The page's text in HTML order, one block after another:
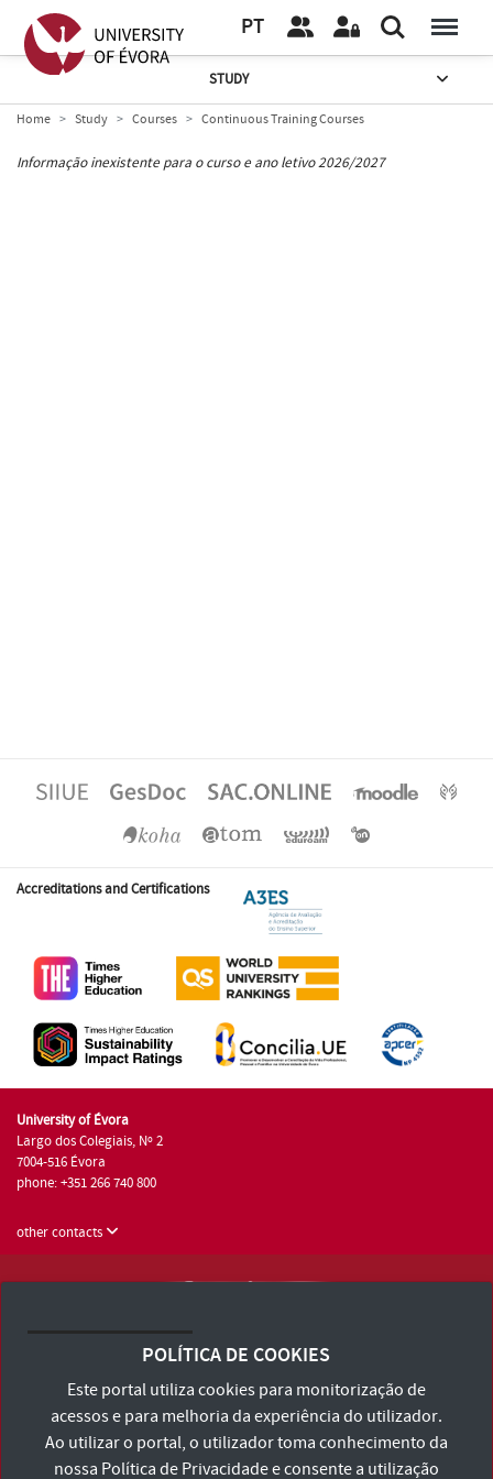
PT
STUDY
Home Study Courses Continuous Training Courses
Informação inexistente para o curso e ano letivo 2026/2027
Accreditations and Certifications
University of Évora
Largo dos Colegiais, Nº 2
7004-516 Évora
phone: +351 266 740 800
other contacts
Terms and Conditions and Privacy Policy
Accessibility Statement
POLÍTICA DE COOKIES
Este portal utiliza cookies para monitorização de
acessos e para melhoria da experiência do utilizador.
Ao utilizar o portal, o utilizador toma conhecimento da
nossa Política de Privacidadee consente a utilização